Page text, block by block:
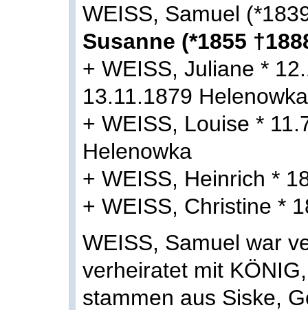
WEISS, Samuel
Susanne (*1855
+ WEISS, Juliane *
13.11.1879 Helenowka
+ WEISS, Louise *
Helenowka
+ WEISS, Heinrich *
+ WEISS, Christine *
WEISS, Samuel war
verheiratet mit
stammen aus Siske,